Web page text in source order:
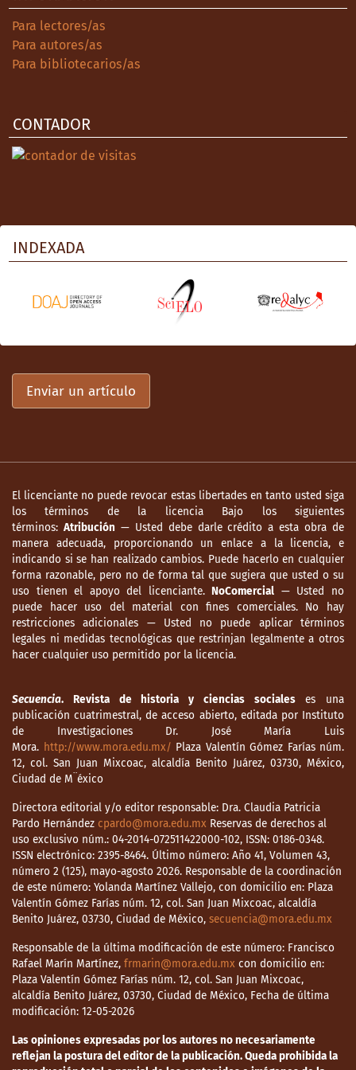
Para lectores/as
Para autores/as
Para bibliotecarios/as
CONTADOR
INDEXADA
Enviar un artículo
El licenciante no puede revocar estas libertades en tanto usted siga
los términos de la licencia Bajo los siguientes
términos: Atribución — Usted debe darle crédito a esta obra de
manera adecuada, proporcionando un enlace a la licencia, e
indicando si se han realizado cambios. Puede hacerlo en cualquier
forma razonable, pero no de forma tal que sugiera que usted o su
uso tienen el apoyo del licenciante.NoComercial — Usted no
puede hacer uso del material con fines comerciales. No hay
restricciones adicionales — Usted no puede aplicar términos
legales ni medidas tecnológicas que restrinjan legalmente a otros
hacer cualquier uso permitido por la licencia.
Secuencia. Revista de historia y ciencias socialeses una
publicación cuatrimestral, de acceso abierto, editada por Instituto
de Investigaciones Dr. José María Luis
Mora. http://www.mora.edu.mx/ Plaza Valentín Gómez Farías núm.
12, col. San Juan Mixcoac, alcaldía Benito Juárez, 03730, México,
Ciudad de M¨éxico
Directora editorial y/o editor responsable: Dra. Claudia Patricia
Pardo Hernández cpardo@mora.edu.mx Reservas de derechos al
uso exclusivo núm.: 04-2014-072511422000-102, ISSN: 0186-0348.
ISSN electrónico: 2395-8464. Último número: Año 41, Volumen 43,
número 2 (125), mayo-agosto 2026. Responsable de la coordinación
de este número: Yolanda Martínez Vallejo, con domicilio en: Plaza
Valentín Gómez Farías núm. 12, col. San Juan Mixcoac, alcaldía
Benito Juárez, 03730, Ciudad de México, secuencia@mora.edu.mx
Responsable de la última modificación de este número: Francisco
Rafael Marín Martínez, frmarin@mora.edu.mx con domicilio en:
Plaza Valentín Gómez Farías núm. 12, col. San Juan Mixcoac,
alcaldía Benito Juárez, 03730, Ciudad de México, Fecha de última
modificación: 12-05-2026
Las opiniones expresadas por los autores no necesariamente
reflejan la postura del editor de la publicación. Queda prohibida la